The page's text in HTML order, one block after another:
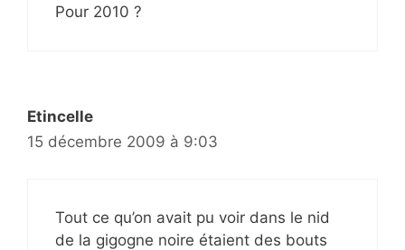
Pour 2010 ?
Etincelle
15 décembre 2009 à 9:03
Tout ce qu’on avait pu voir dans le nid
de la gigogne noire étaient des bouts